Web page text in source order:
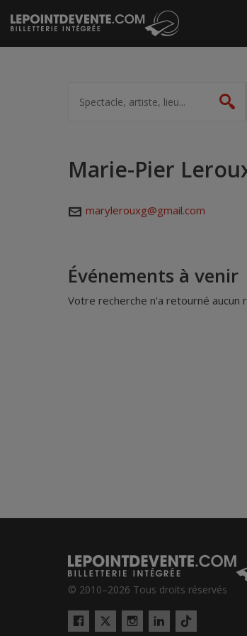
Passer
au
contenu
artiste,
lieu...
Marie-Pier
marylerouxg@gmail.com
Événements à venir
Votre recherche n'a retourné aucun
© 2010–2026 Tous droits réservés
Twitter Tiktok